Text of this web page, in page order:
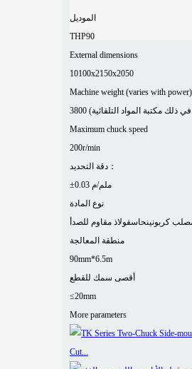
الموديل
THP90
External dimensions
10100x2150x2050
Machine weight (varies with power)
في ذلك مكتبة المواد التلقائية)
Maximum chuck speed
200r/min
دقة التحديد：
±0.03 ملم/م
نوع المادة
صلب كربونينحاسفولاذ مقاوم للصدأ
منطقة المعالجة
90mm*6.5m
أقصى سمك للقطع
≤20mm
More parameters